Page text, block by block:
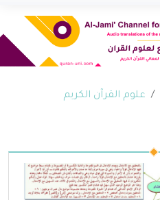
علوم القرآن الكريم